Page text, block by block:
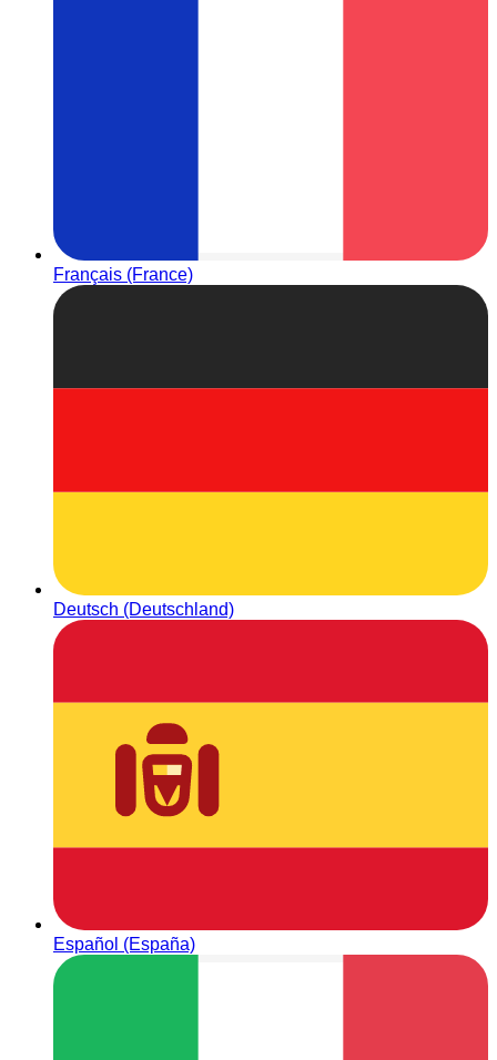
Français (France)
Deutsch (Deutschland)
Español (España)